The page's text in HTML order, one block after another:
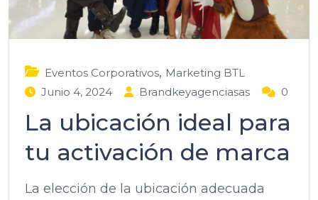
Eventos Corporativos, Marketing BTL
Junio 4, 2024
Brandkeyagenciasas 0
La ubicación ideal para
tu activación de marca
La elección de la ubicación adecuada